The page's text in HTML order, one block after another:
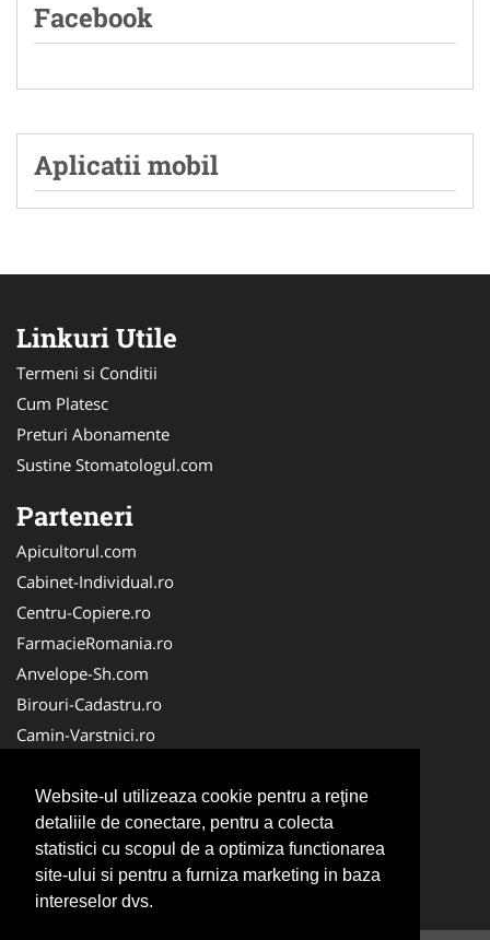
Website-ul utilizeaza cookie pentru a reţine
detaliile de conectare, pentru a colecta
statistici cu scopul de a optimiza functionarea
site-ului si pentru a furniza marketing in baza
intereselor dvs.
Facebook
Aplicatii mobil
Linkuri Utile
Termeni si Conditii
Cum Platesc
Preturi Abonamente
Sustine Stomatologul.com
Parteneri
Apicultorul.com
Cabinet-Individual.ro
Centru-Copiere.ro
FarmacieRomania.ro
Anvelope-Sh.com
Birouri-Cadastru.ro
Camin-Varstnici.ro
Cabinet-Ginecologic.ro
Cabinet-Psihologie.com
Clinica-Privata.ro
InchiriereToaleteEcologice.ro